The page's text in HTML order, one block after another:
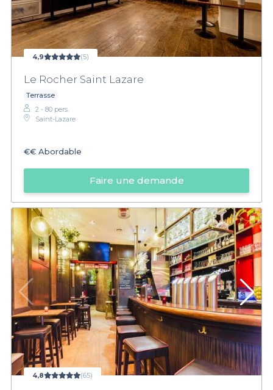
4,9 (5)
Le Rocher Saint Lazare
Terrasse
2 - 80 pers.
Saint-Lazare
€€ Abordable
Faire une demande
4,8 (65)